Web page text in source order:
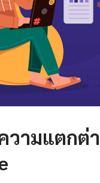
วามแตกต่